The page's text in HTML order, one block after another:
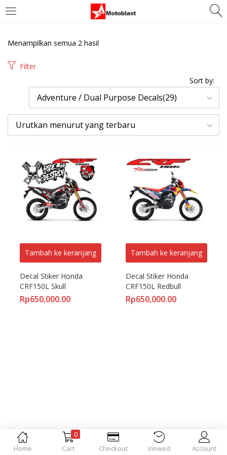
Enter your username and password to login.
Remember me
Lost password?
Home
0
Cart
Checkout Viewed Account
Menampilkan semua 2 hasil
Filter
Sort by:
Adventure / Dual Purpose Decals(29)
Urutkan menurut yang terbaru
Tambah ke keranjang
Decal Stiker Honda
CRF150L Skull
Rp650,000.00
Tambah ke keranjang
Decal Stiker Honda
CRF150L Redbull
Rp650,000.00